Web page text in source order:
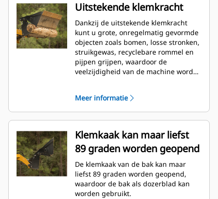
Uitstekende klemkracht
Dankzij de uitstekende klemkracht
kunt u grote, onregelmatig gevormde
objecten zoals bomen, losse stronken,
struikgewas, recyclebare rommel en
pijpen grijpen, waardoor de
veelzijdigheid van de machine wordt
Meer informatie
Klemkaak kan maar liefst
89 graden worden geopend
De klemkaak van de bak kan maar
liefst 89 graden worden geopend,
waardoor de bak als dozerblad kan
worden gebruikt.